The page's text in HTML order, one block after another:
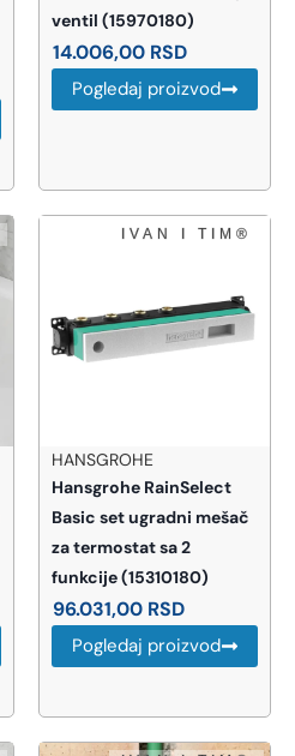
ventil (15970180)
14.006,00 RSD
Pogledaj proizvod
HANSGROHE
Hansgrohe RainSelect
Basic set ugradni mešač
za termostat sa 2
funkcije (15310180)
96.031,00 RSD
Pogledaj proizvod